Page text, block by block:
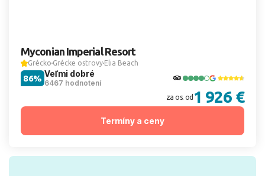
Myconian Imperial Resort
Grécko Grécke ostrovy Elia Beach
Veľmi dobré
6467 hodnotení
86%
za os. od 1 926 €
Termíny a ceny